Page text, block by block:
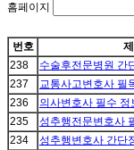
홈페이지
번호
238
수술후전문병원 간
237
교통사고변호사 필
236
의사변호사 필수 정
235
성추행전문변호사
234
성추행변호사 간단